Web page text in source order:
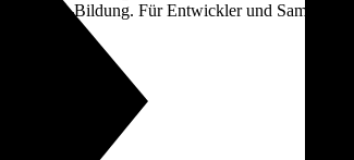
Bildung. Für Entwickler und Sammler